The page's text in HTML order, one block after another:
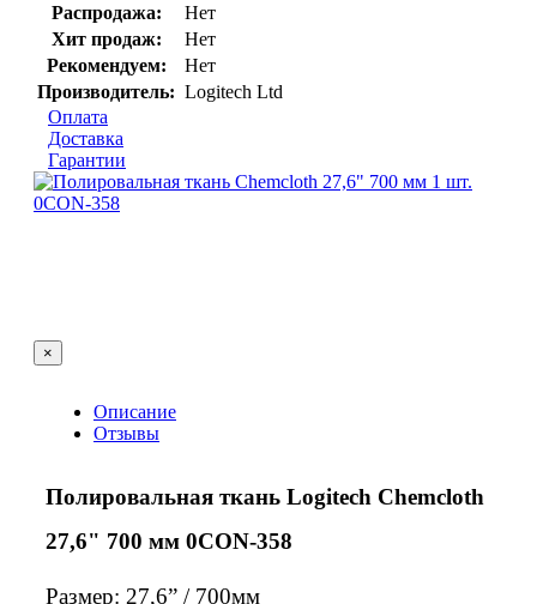
Распродажа:
Нет
Хит продаж:
Нет
Рекомендуем:
Нет
Производитель: Logitech Ltd
Оплата
Доставка
Гарантии
×
Описание
Отзывы
Полировальная ткань Logitech Chemcloth
27,6" 700 мм 0CON-358
Размер: 27,6” / 700мм